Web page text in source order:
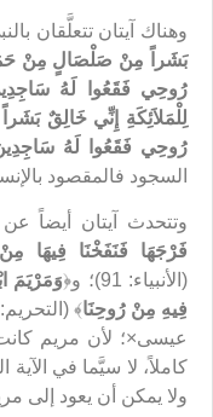
وهناك آيتان تتعلَّقان
بَشَراً مِنْ صَلْصَالٍ مِنْ
رُوحِي فَقَعُوا لَهُ
لِلْمَلاَئِكَةِ إِنِّي خَالِقٌ
رُوحِي فَقَعُوا لَهُ
السجود فالمقصود
وتتحدث آيتان أيضاً
فَرْجَهَا فَنَفَخْنَا فِيهَا مِنْ
(الأنبياء: 91)؛ و﴿
وَمَرْيَمَ
فِيهِ مِنْ رُوحِنَا
عيسى×؛ لأن مريم كانت
كاملاً، لا سيَّما في الآية
ولا يمكن أن يعود إلى